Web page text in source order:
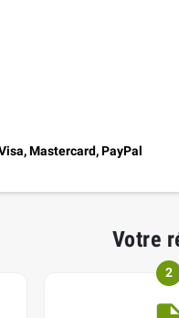
Mastercard, PayPal
Votre
2